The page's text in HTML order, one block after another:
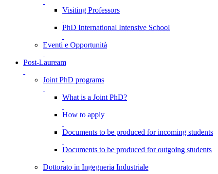
Visiting Professors
PhD International Intensive School
Eventi e Opportunità
Post-Lauream
Joint PhD programs
What is a Joint PhD?
How to apply
Documents to be produced for incoming students
Documents to be produced for outgoing students
Dottorato in Ingegneria Industriale